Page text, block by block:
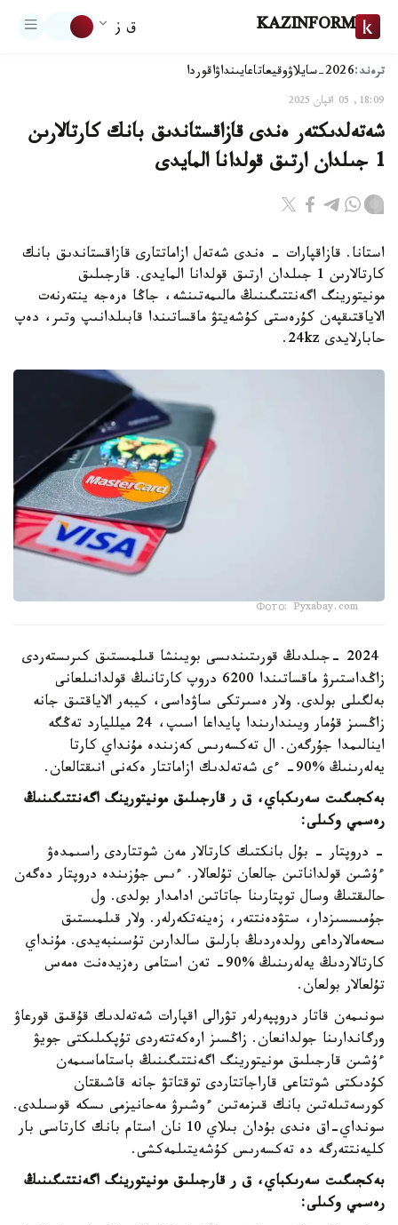
KAZINFORM ق ز
ترەند:2026-سايلاۋ وقيعاتاعايىنداۋاقوردا
18:09, 05 اقپان 2025
شەتەلدىكتەر ەندى قازاقستاندىق بانك كارتالارىن
1 جىلدان ارتىق قولدانا المايدى
استانا. قازاقپارات - ەندى شەتەل ازاماتتارى قازاقستاندىق بانك
كارتالارىن 1 جىلدان ارتىق قولدانا المايدى. قارجىلىق
مونيتورينگ اگەنتتىگىنىڭ مالىمەتىنشە، جاڭا ەرەجە ينتەرنەت
الاياقتىقپەن كۇرەستى كۇشەيتۋ ماقساتىندا قابىلدانىپ وتىر، دەپ
حابارلايدى 24kz.
Фото: Pyxabay.com
2024 -جىلدىڭ قورىتىندىسى بويىنشا قىلمىستىق كىرىستەردى
زاڭداستىرۋ ماقساتىندا 6200 دروپ كارتانىڭ قولدانىلعانى
بەلگىلى بولدى. ولار ەسىرتكى ساۋداسى، كيبەر الاياقتىق جانە
زاڭسىز قۇمار ويىندارىندا پايداعا اسىپ، 24 ميلليارد تەڭگە
اينالىمدا جۇرگەن. ال تەكسەرىس كەزىندە مۇنداي كارتا
يەلەرىنىڭ %90- ءى شەتەلدىك ازاماتتار ەكەنى انىقتالعان.
بەكجىگىت سەرىكباي، ق ر قارجىلىق مونيتورينگ اگەنتتىگىنىڭ
رەسمي وكىلى:
- دروپتار - بۇل بانكتىك كارتالار مەن شوتتاردى راسىمدەۋ
ءۇشىن قولداناتىن جالعان تۇلعالار. ءىس جۇزىندە دروپتار دەگەن
حالىقتىڭ وسال توپتارىنا جاتاتىن ادامدار بولدى. ول
جۇمىسسىزدار، ستۋدەنتتەر، زەينەتكەرلەر. ولار قىلمىستىق
سحەمالارداعى رولدەردىڭ بارلىق سالدارىن تۇسىنبەيدى. مۇنداي
كارتالاردىڭ يەلەرىنىڭ %90- تەن استامى رەزيدەنت ەمەس
تۇلعالار بولعان.
سونىمەن قاتار دروپپەرلەر تۋرالى اقپارات شەتەلدىك قۇقىق قورعاۋ
ورگاندارىنا جولدانعان. زاڭسىز ارەكەتتەردى تۇپكىلىكتى جويۋ
ءۇشىن قارجىلىق مونيتورينگ اگەنتتىگىنىڭ باستاماسىمەن
كۇدىكتى شوتتاعى قاراجاتتاردى توقتاتۋ جانە قاشىقتان
كورسەتىلەتىن بانك قىزمەتىن ءوشىرۋ مەحانيزمى ىسكە قوسىلدى.
سونداي-اق ەندى بۇدان بىلاي 10 نان استام بانك كارتاسى بار
كليەنتتەرگە دە تەكسەرىس كۇشەيتىلمەكشى.
بەكجىگىت سەرىكباي، ق ر قارجىلىق مونيتورينگ اگەنتتىگىنىڭ
رەسمي وكىلى: